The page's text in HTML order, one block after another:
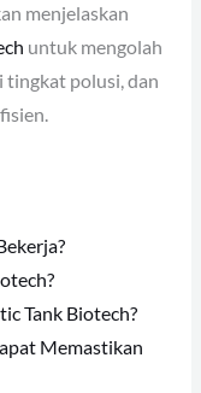
menjelaskan
untuk mengolah
tingkat polusi, dan
Tank Biotech?
Memastikan